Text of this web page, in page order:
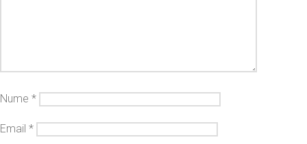
Nume *
Email *